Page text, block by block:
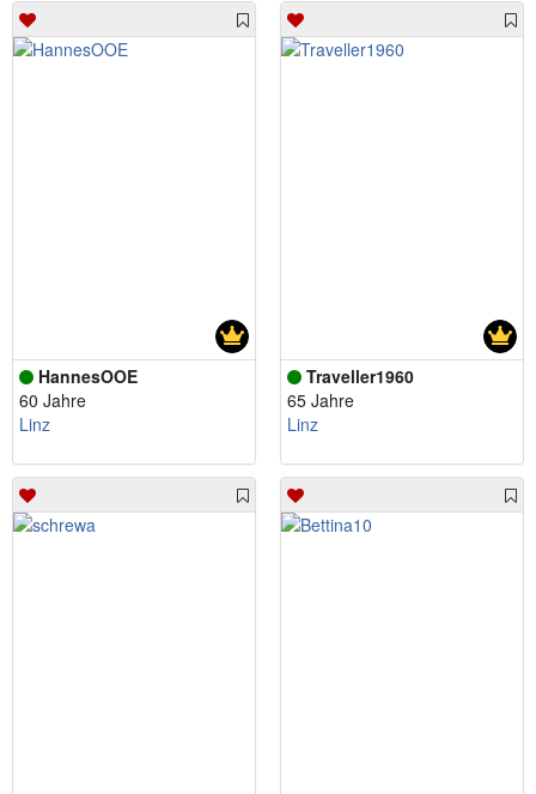
HannesOOE
60 Jahre
Linz
Traveller1960
65 Jahre
Linz